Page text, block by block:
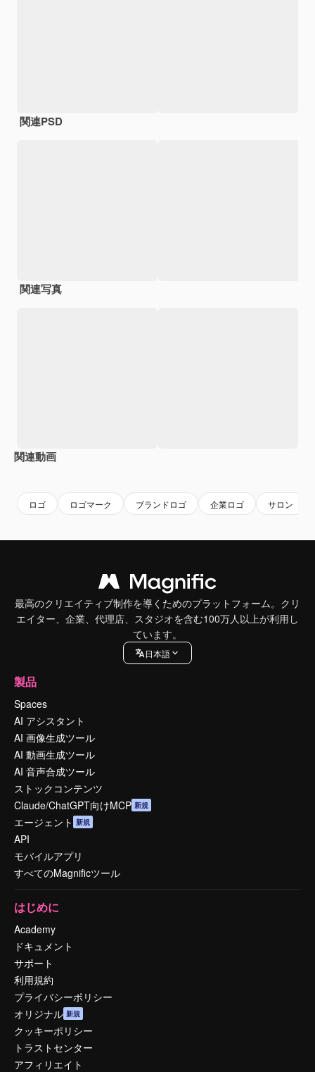
関連PSD
関連写真
関連動画
ロゴ ロゴマーク ブランドロゴ 企業ロゴ サロン
最高のクリエイティブ制作を導くためのプラットフォーム。クリ
エイター、企業、代理店、スタジオを含む100万人以上が利用し
ています。
日本語
製品
Spaces
AI アシスタント
AI 画像生成ツール
AI 動画生成ツール
AI 音声合成ツール
ストックコンテンツ
Claude/ChatGPT向けMCP 新規
エージェント 新規
API
モバイルアプリ
すべてのMagnificツール
はじめに
Academy
ドキュメント
サポート
利用規約
プライバシーポリシー
オリジナル 新規
クッキーポリシー
トラストセンター
アフィリエイト